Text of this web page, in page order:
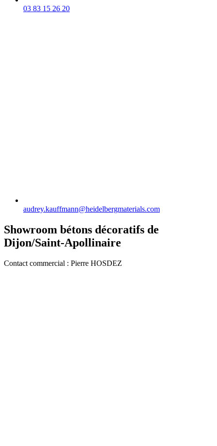
03 83 15 26 20
audrey.kauffmann​@heidelbergmaterials.com
Showroom bétons décoratifs de
Dijon/Saint-Apollinaire
Contact commercial : Pierre HOSDEZ